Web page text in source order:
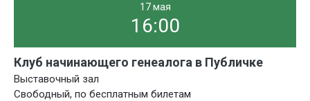
17 мая
16:00
Клуб начинающего генеалога в Публичке
Выставочный зал
Свободный, по бесплатным билетам